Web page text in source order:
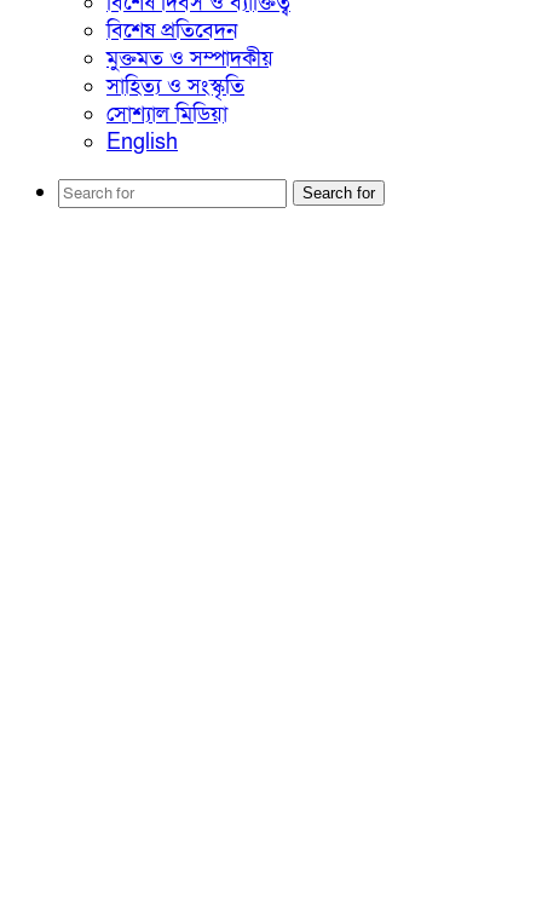
বিশেষ প্রতিবেদন
মুক্তমত ও সম্পাদকীয়
সাহিত্য ও সংস্কৃতি
সোশ্যাল মিডিয়া
English
Search for